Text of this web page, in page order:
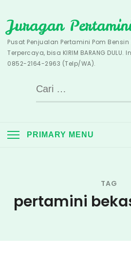
to
content
Juragan
Pusat Penjualan Pertamini Pom
Terpercaya, bisa KIRIM BARANG
0852-2164-2963 (Telp/WA).
Cari
untuk:
PRIMARY MENU
TAG
pertamini